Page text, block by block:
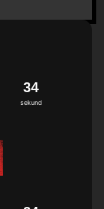
sekund
33
4